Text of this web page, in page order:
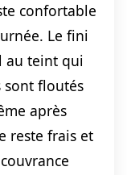
confortable
Le fini
au teint qui
sont floutés
après
reste frais et